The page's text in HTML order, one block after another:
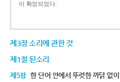
이 확정되었다.
제3장 소리에 관한 것
제1절 된소리
제5항 한 단어 안에서 뚜렷한 까닭 없